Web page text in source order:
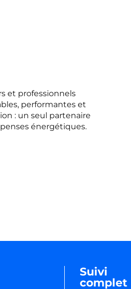
et professionnels
performantes et
: un seul partenaire
énergétiques.
Suivi
complet